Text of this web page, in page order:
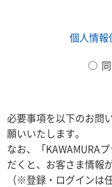
個人情報
必要事項を以下のお問
願いいたします。
なお、「KAWAMURA
だくと、お客さま情報
（※登録・ログインは